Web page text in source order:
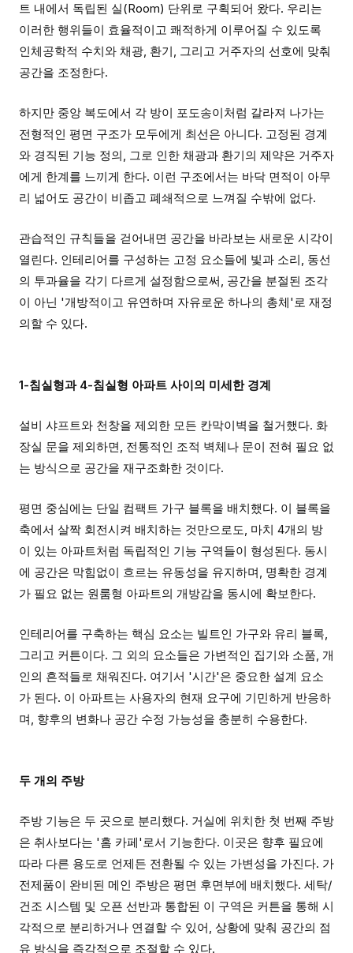
트 내에서 독립된 실(Room) 단위로 구획되어 왔다. 우리는
이러한 행위들이 효율적이고 쾌적하게 이루어질 수 있도록
인체공학적 수치와 채광, 환기, 그리고 거주자의 선호에 맞춰
공간을 조정한다.
하지만 중앙 복도에서 각 방이 포도송이처럼 갈라져 나가는
전형적인 평면 구조가 모두에게 최선은 아니다. 고정된 경계
와 경직된 기능 정의, 그로 인한 채광과 환기의 제약은 거주자
에게 한계를 느끼게 한다. 이런 구조에서는 바닥 면적이 아무
리 넓어도 공간이 비좁고 폐쇄적으로 느껴질 수밖에 없다.
관습적인 규칙들을 걷어내면 공간을 바라보는 새로운 시각이
열린다. 인테리어를 구성하는 고정 요소들에 빛과 소리, 동선
의 투과율을 각기 다르게 설정함으로써, 공간을 분절된 조각
이 아닌 '개방적이고 유연하며 자유로운 하나의 총체'로 재정
의할 수 있다.
1-침실형과 4-침실형 아파트 사이의 미세한 경계
설비 샤프트와 천창을 제외한 모든 칸막이벽을 철거했다. 화
장실 문을 제외하면, 전통적인 조적 벽체나 문이 전혀 필요 없
는 방식으로 공간을 재구조화한 것이다.
평면 중심에는 단일 컴팩트 가구 블록을 배치했다. 이 블록을
축에서 살짝 회전시켜 배치하는 것만으로도, 마치 4개의 방
이 있는 아파트처럼 독립적인 기능 구역들이 형성된다. 동시
에 공간은 막힘없이 흐르는 유동성을 유지하며, 명확한 경계
가 필요 없는 원룸형 아파트의 개방감을 동시에 확보한다.
인테리어를 구축하는 핵심 요소는 빌트인 가구와 유리 블록,
그리고 커튼이다. 그 외의 요소들은 가변적인 집기와 소품, 개
인의 흔적들로 채워진다. 여기서 '시간'은 중요한 설계 요소
가 된다. 이 아파트는 사용자의 현재 요구에 기민하게 반응하
며, 향후의 변화나 공간 수정 가능성을 충분히 수용한다.
두 개의 주방
주방 기능은 두 곳으로 분리했다. 거실에 위치한 첫 번째 주방
은 취사보다는 '홈 카페'로서 기능한다. 이곳은 향후 필요에
따라 다른 용도로 언제든 전환될 수 있는 가변성을 가진다. 가
전제품이 완비된 메인 주방은 평면 후면부에 배치했다. 세탁/
건조 시스템 및 오픈 선반과 통합된 이 구역은 커튼을 통해 시
각적으로 분리하거나 연결할 수 있어, 상황에 맞춰 공간의 점
유 방식을 즉각적으로 조절할 수 있다.